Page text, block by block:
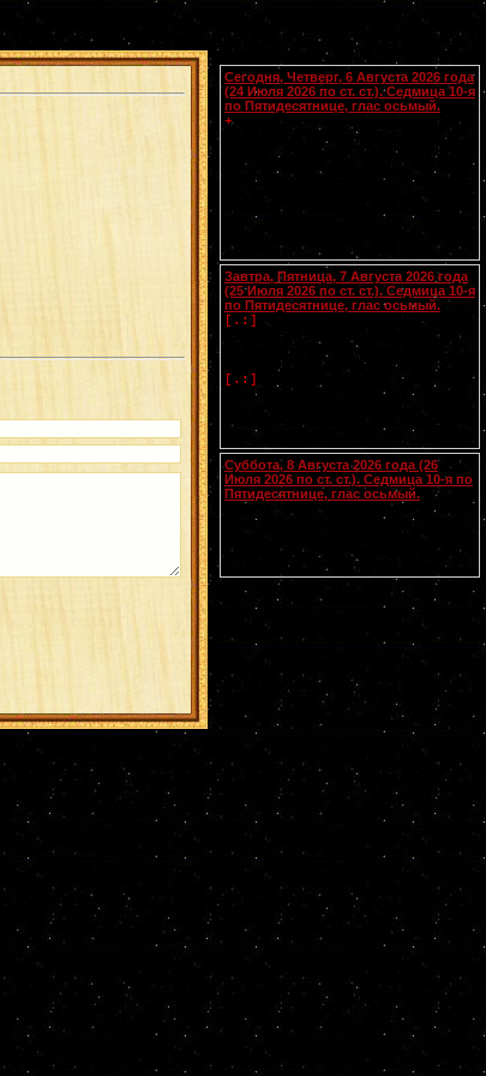
Сегодня, Четверг, 6 Августа 2026 года
(24 Июля 2026 по ст. ст.). Седмица 10-я
по Пятидесятнице, глас осьмый.
+ Блгвв. князей страторпцев
и
, во св. Крещении Романа и
[.:] Мц. Христины
300). Прп. Поликарпа, архимандрита
Печерского (1182). Новомч. Афанасия
Феофила из Закинфоса (1603) (
Греч.
Завтра, Пятница, 7 Августа 2026 года
(25 Июля 2026 по ст. ст.). Седмица 10-я
по Пятидесятнице, глас осьмый.
[.:]
, матери
Олимпиады диакониссы (408-410) и
Евпраксии девы, Тавеннской (413).
[.:]
Желтоводского,
Унженского (1444). Мчч. Санкта,
Маттура, Аттала и Бландины, Лионских
Галл.
). Память V Вселенского Собора
(553).
Суббота, 8 Августа 2026 года (26
Июля 2026 по ст. ст.). Седмица 10-я по
Пятидесятнице, глас осьмый.
Сщмчч. Ермолая, Ермиппа и Ермократа,
иереев Никомидийских (ок. 305). Прп.
пещерах (ок. 1043). Прмц. Параскевы